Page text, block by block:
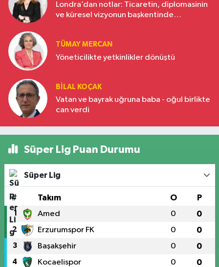
Londra’dan notlar: Ticaretin, diplomasinin
ve küresel vizyonun başkentinde
TÜMAY MERCAN
Yöneticilikte yetkinlikler dönüştü
BILAL KOÇAK
Vatan ve bayrak uğruna baba - oğul birlikte
can verdi
Süper Lig Puan Durumu
Süper Lig
# Takım O P
1 Amed 0 0
2 Erzurumspor FK 0 0
3 Başakşehir 0 0
4 Kocaelispor 0 0